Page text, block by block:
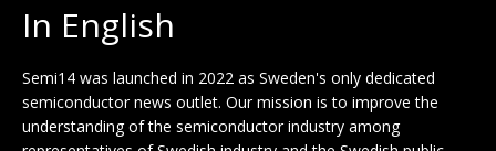
In English
Semi14 was launched in 2022 as Sweden's only dedicated
semiconductor news outlet. Our mission is to improve the
understanding of the semiconductor industry among